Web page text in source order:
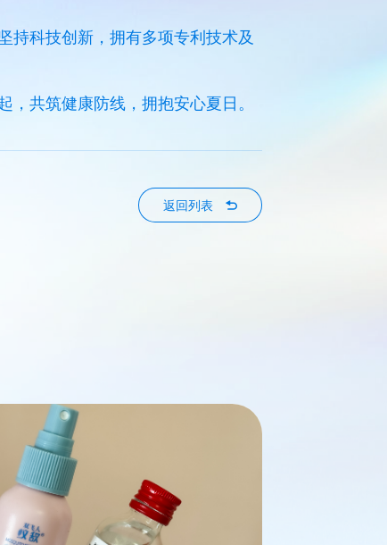
持科技创新，拥有多项专利技术及
共筑健康防线，拥抱安心夏日。
返回列表